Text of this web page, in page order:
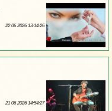
22 06 2026 13:14:26
21 06 2026 14:54:27